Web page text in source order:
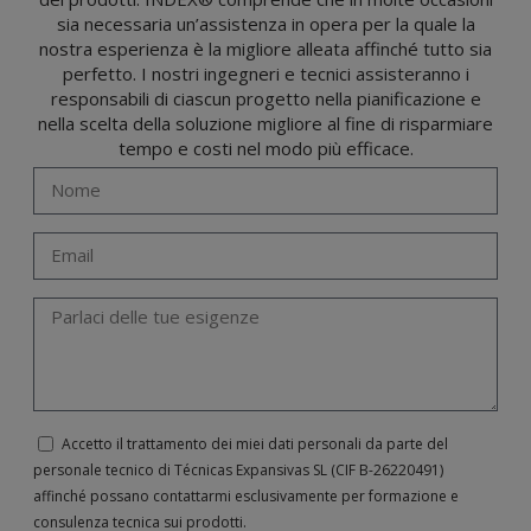
(GDPR) del 27 aprile 2016 inviando una lettera al responsabile del trattamento:
Valentín Gómez, Direttore, insieme a una fotocopia della sua carta d'identità, a
TÉCNICAS EXPANSIVAS SL | P.I. La Portalada II | c/ Segador 13, 26006 | Logroño (La
Rioja) o inviando un’email al seguente indirizzo info@indexfix.com.
sia necessaria un’assistenza in opera per la quale la
nostra esperienza è la migliore alleata affinché tutto sia
perfetto. I nostri ingegneri e tecnici assisteranno i
responsabili di ciascun progetto nella pianificazione e
nella scelta della soluzione migliore al fine di risparmiare
tempo e costi nel modo più efficace.
Accetto il trattamento dei miei dati personali da parte del
personale tecnico di Técnicas Expansivas SL (CIF B-­26220491)
affinché possano contattarmi esclusivamente per formazione e
consulenza tecnica sui prodotti.